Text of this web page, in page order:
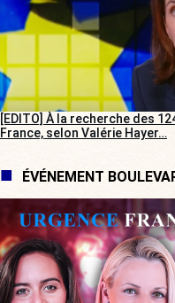
[EDITO] À la recherche des
France, selon Valérie Hayer…
ÉVÉNEMENT